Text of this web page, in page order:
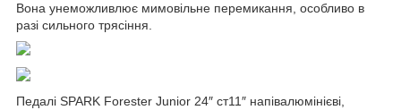
Вона унеможливлює мимовільне перемикання, особливо в
разі сильного трясіння.
Педалі SPARK Forester Junior 24″ ст11″ напівалюмінієві,